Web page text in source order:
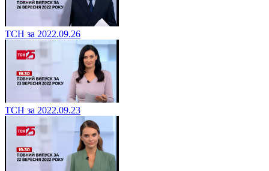
ТСН за 2022.09.26
ТСН за 2022.09.23